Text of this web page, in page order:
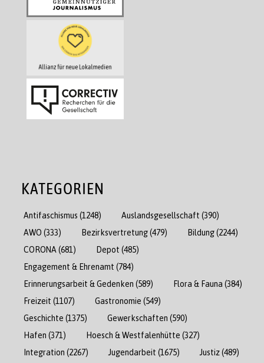
KATEGORIEN
Antifaschismus (1248) Auslandsgesellschaft (390)
AWO (333) Bezirksvertretung(479) Bildung(2244)
CORONA (681) Depot (485)
Engagement & Ehrenamt (784)
Erinnerungsarbeit & Gedenken (589) Flora & Fauna (384)
Freizeit (1107) Gastronomie (549)
Geschichte (1375) Gewerkschaften (590)
Hafen (371) Hoesch & Westfalenhütte (327)
Integration (2267) Jugendarbeit (1675) Justiz(489)